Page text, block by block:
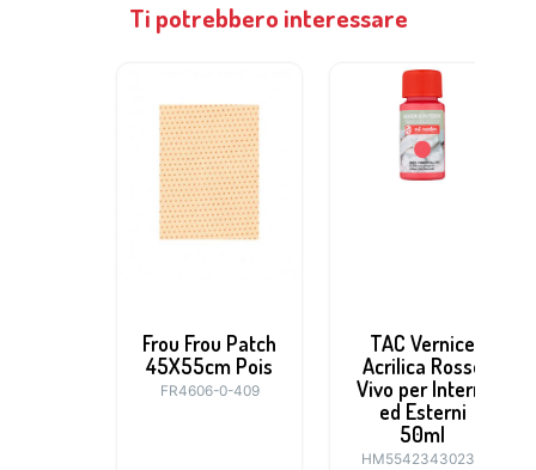
Ti potrebbero interessare
Frou Frou Patch
45X55cm Pois
FR4606-0-409
TAC Vernice
Acrilica Rosso
Vivo per Interni
ed Esterni
50ml
HM55423430230